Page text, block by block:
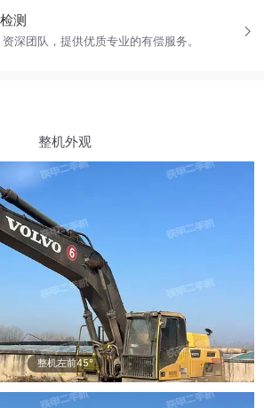
测
深团队，提供优质专业的有偿服务。
整机外观
整机左前45°